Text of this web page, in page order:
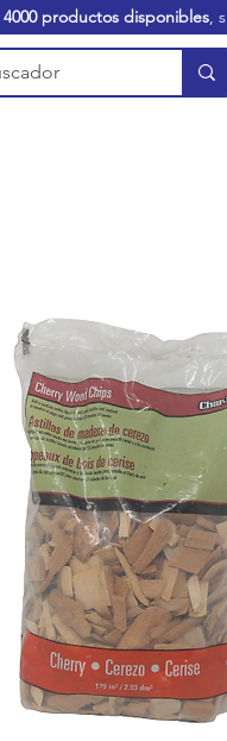
4000 productos disponibles,